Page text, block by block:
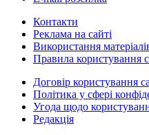
Контакти
Реклама на сайті
Використання
Правила користування
Договір користування
Політика у сфері
Угода щодо
Редакція